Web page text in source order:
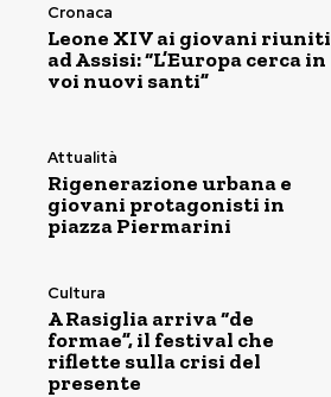
Cronaca
Leone XIV ai giovani riuniti
ad Assisi: “L’Europa cerca in
voi nuovi santi”
Attualità
Rigenerazione urbana e
giovani protagonisti in
piazza Piermarini
Cultura
A Rasiglia arriva “de
formae”, il festival che
riflette sulla crisi del
presente